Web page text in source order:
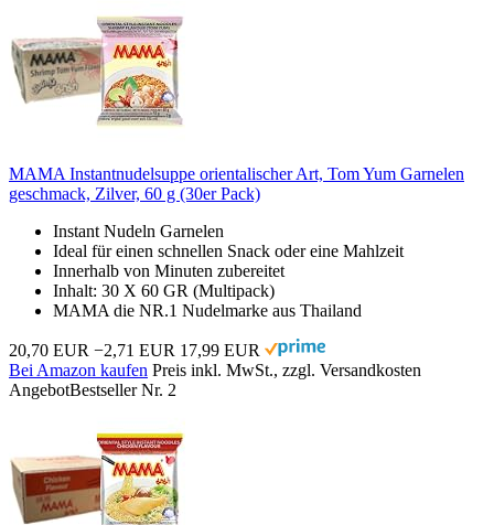
MAMA Instantnudelsuppe orientalischer Art, Tom Yum Garnelen
geschmack, Zilver, 60 g (30er Pack)
Instant Nudeln Garnelen
Ideal für einen schnellen Snack oder eine Mahlzeit
Innerhalb von Minuten zubereitet
Inhalt: 30 X 60 GR (Multipack)
MAMA die NR.1 Nudelmarke aus Thailand
20,70 EUR −2,71 EUR 17,99 EUR
Bei Amazon kaufen Preis inkl. MwSt., zzgl. Versandkosten
AngebotBestseller Nr. 2